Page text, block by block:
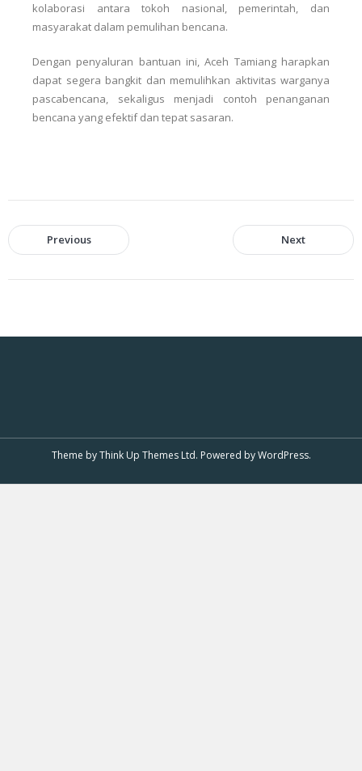
kolaborasi antara tokoh nasional, pemerintah, dan
masyarakat dalam pemulihan bencana.
Dengan penyaluran bantuan ini, Aceh Tamiang harapkan
dapat segera bangkit dan memulihkan aktivitas warganya
pascabencana, sekaligus menjadi contoh penanganan
bencana yang efektif dan tepat sasaran.
Previous Next
Theme byThink Up Themes Ltd. Powered byWordPress.